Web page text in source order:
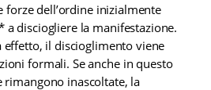
forze dell’ordine inizialmente
disciogliere la manifestazione.
effetto, il discioglimento viene
formali. Se anche in questo
rimangono inascoltate, la